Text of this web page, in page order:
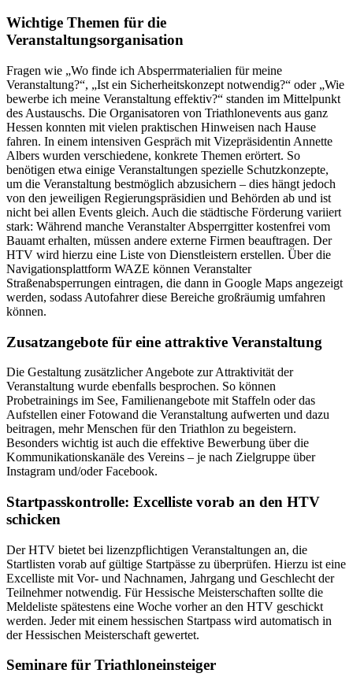
Wichtige Themen für die
Veranstaltungsorganisation
Fragen wie „Wo finde ich Absperrmaterialien für meine
Veranstaltung?“, „Ist ein Sicherheitskonzept notwendig?“ oder „Wie
bewerbe ich meine Veranstaltung effektiv?“ standen im Mittelpunkt
des Austauschs. Die Organisatoren von Triathlonevents aus ganz
Hessen konnten mit vielen praktischen Hinweisen nach Hause
fahren. In einem intensiven Gespräch mit Vizepräsidentin Annette
Albers wurden verschiedene, konkrete Themen erörtert. So
benötigen etwa einige Veranstaltungen spezielle Schutzkonzepte,
um die Veranstaltung bestmöglich abzusichern – dies hängt jedoch
von den jeweiligen Regierungspräsidien und Behörden ab und ist
nicht bei allen Events gleich. Auch die städtische Förderung variiert
stark: Während manche Veranstalter Absperrgitter kostenfrei vom
Bauamt erhalten, müssen andere externe Firmen beauftragen. Der
HTV wird hierzu eine Liste von Dienstleistern erstellen. Über die
Navigationsplattform WAZE können Veranstalter
Straßenabsperrungen eintragen, die dann in Google Maps angezeigt
werden, sodass Autofahrer diese Bereiche großräumig umfahren
können.
Zusatzangebote für eine attraktive Veranstaltung
Die Gestaltung zusätzlicher Angebote zur Attraktivität der
Veranstaltung wurde ebenfalls besprochen. So können
Probetrainings im See, Familienangebote mit Staffeln oder das
Aufstellen einer Fotowand die Veranstaltung aufwerten und dazu
beitragen, mehr Menschen für den Triathlon zu begeistern.
Besonders wichtig ist auch die effektive Bewerbung über die
Kommunikationskanäle des Vereins – je nach Zielgruppe über
Instagram und/oder Facebook.
Startpasskontrolle: Excelliste vorab an den HTV
schicken
Der HTV bietet bei lizenzpflichtigen Veranstaltungen an, die
Startlisten vorab auf gültige Startpässe zu überprüfen. Hierzu ist eine
Excelliste mit Vor- und Nachnamen, Jahrgang und Geschlecht der
Teilnehmer notwendig. Für Hessische Meisterschaften sollte die
Meldeliste spätestens eine Woche vorher an den HTV geschickt
werden. Jeder mit einem hessischen Startpass wird automatisch in
der Hessischen Meisterschaft gewertet.
Seminare für Triathloneinsteiger